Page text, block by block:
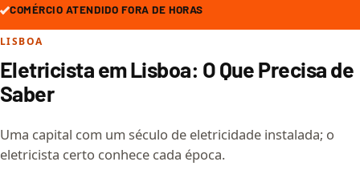
COMÉRCIO ATENDIDO FORA DE HORAS
LISBOA
Eletricista em Lisboa: O Que Precisa de
Saber
Uma capital com um século de eletricidade instalada; o
eletricista certo conhece cada época.